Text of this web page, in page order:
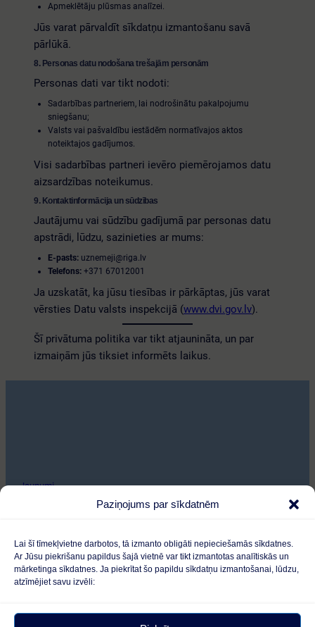
Paziņojums par sīkdatnēm
Lai šī tīmekļvietne darbotos, tā izmanto obligāti nepieciešamās sīkdatnes.
Ar Jūsu piekrišanu papildus šajā vietnē var tikt izmantotas analītiskās un
mārketinga sīkdatnes. Ja piekrītat šo papildu sīkdatņu izmantošanai, lūdzu,
atzīmējiet savu izvēli:
Apmeklētāju plūsmas analīzei.
Jūs varat pārvaldīt sīkdatņu izmantošanu savā
pārlūkā.
8. Personas datu nodošana trešajām personām
Personas dati var tikt nodoti:
Sadarbības partneriem, lai nodrošinātu pakalpojumu
sniegšanu;
Valsts vai pašvaldību iestādēm normatīvajos aktos
noteiktajos gadījumos.
Visi sadarbības partneri ievēro piemērojamos datu
aizsardzības noteikumus.
9. Kontaktinformācija un sūdzības
Jautājumu vai sūdzību gadījumā par personas datu
apstrādi, lūdzu, sazinieties ar mums:
E-pasts: uznemeji@riga.lv
Telefons: +371 67012001
Ja uzskatāt, ka jūsu tiesības ir pārkāptas, jūs varat
vērsties Datu valsts inspekcijā (www.dvi.gov.lv).
Šī privātuma politika var tikt atjaunināta, un par
izmaiņām jūs tiksiet informēts laikus.
Jaunumi
Privātuma politika